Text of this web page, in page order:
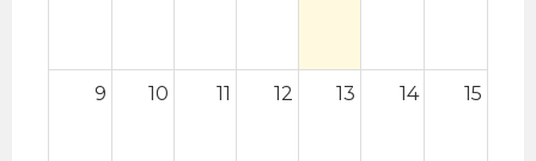
9 10 11 12 13 14 15